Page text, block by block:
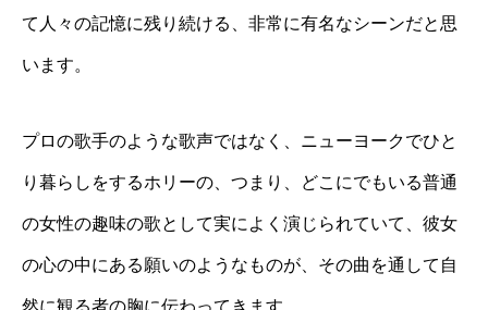
て人々の記憶に残り続ける、非常に有名なシーンだと思
います。
プロの歌手のような歌声ではなく、ニューヨークでひと
り暮らしをするホリーの、つまり、どこにでもいる普通
の女性の趣味の歌として実によく演じられていて、彼女
の心の中にある願いのようなものが、その曲を通して自
然に観る者の胸に伝わってきます。